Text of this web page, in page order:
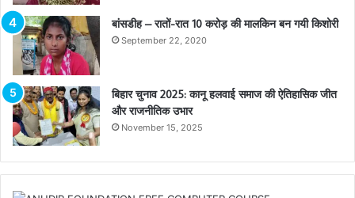
बांसडीह – रातों-रात 10 करोड़ की मालकिन बन गयी किशोरी
September 22, 2020
बिहार चुनाव 2025: कानू हलवाई समाज की ऐतिहासिक जीत
और राजनीतिक उभार
November 15, 2025